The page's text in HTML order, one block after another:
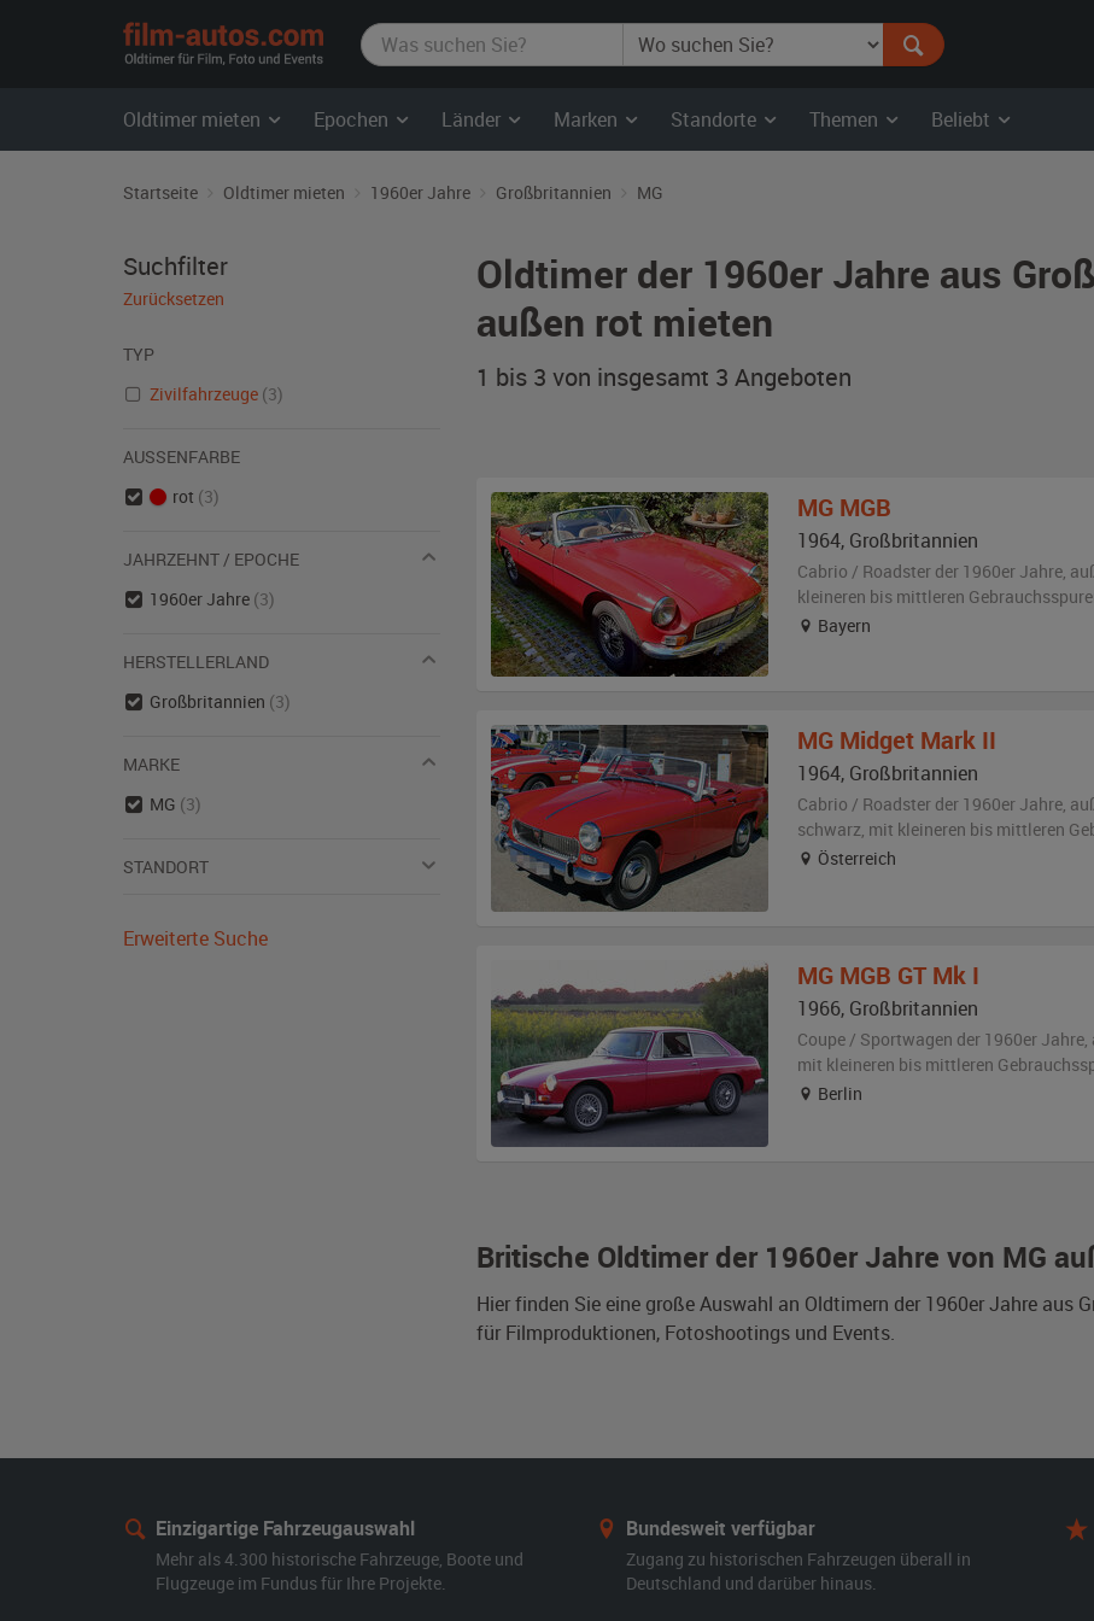
film-
autos.com
Oldtimer mieten Epochen Länder Marken Standorte Themen Beliebt
Startseite Oldtimer mieten 1960er Jahre Großbritannien MG
Oldtimer der 1960er Jahre aus
außen rot mieten
1 bis 3 von insgesamt 3 Angeboten
Britische Oldtimer der 1960er Jahre von MG
Hier finden Sie eine große Auswahl an Oldtimern der 1960er Jahre aus
für Filmproduktionen, Fotoshootings und Events.
MG MGB
1964, Großbritannien
Cabrio / Roadster der 1960er Jahre,
kleineren bis mittleren
Bayern
MG Midget Mark II
1964, Großbritannien
Cabrio / Roadster der 1960er Jahre,
schwarz, mit kleineren bis mittleren
Österreich
MG MGB GT Mk I
1966, Großbritannien
Coupe / Sportwagen der 1960er Jahre,
mit kleineren bis mittleren
Berlin
Suchfilter
Zurücksetzen
TYP
Zivilfahrzeuge (3)
AUSSENFARBE
rot (3)
JAHRZEHNT / EPOCHE
1960er Jahre (3)
HERSTELLERLAND
Großbritannien (3)
MARKE
MG (3)
STANDORT
Erweiterte Suche
Einzigartige Fahrzeugauswahl
Mehr als 4.300 historische Fahrzeuge, Boote und
Flugzeuge im Fundus für Ihre Projekte.
Bundesweit verfügbar
Zugang zu historischen Fahrzeugen überall in
Deutschland und darüber hinaus.